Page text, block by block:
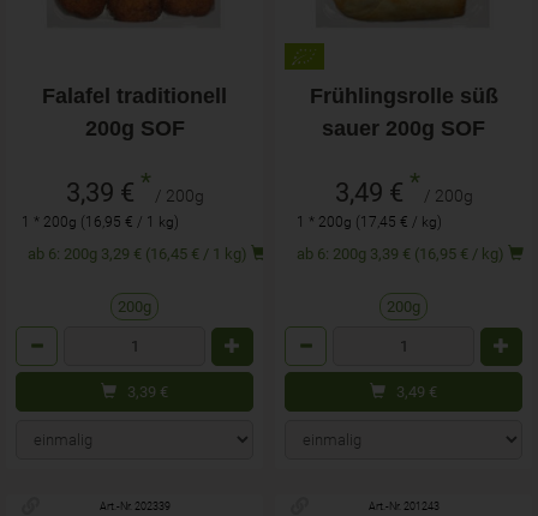
Falafel traditionell
200g SOF
3,39 € * / 200g
1 * 200g (16,95 € / 1 kg)
ab 6: 200g 3,29 € (16,45 € / 1 kg)
200g
3,39 €
Frühlingsrolle süß
sauer 200g SOF
3,49 € * / 200g
1 * 200g (17,45 € / kg)
ab 6: 200g 3,39 € (16,95 € / kg)
200g
3,49 €
Art.-Nr. 202339 Art.-Nr. 201243